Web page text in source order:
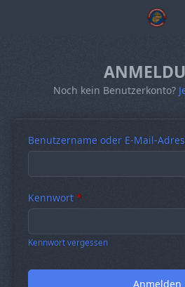
Noch kein Benutzerkonto?
Benutzername oder E-Mail-
Kennwort *
Kennwort vergessen